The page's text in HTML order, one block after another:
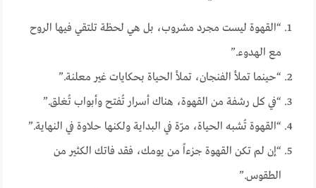
“القهوة ليست مجرد مشروب، بل هي لحظة تلتقي فيها الروح
مع الهدوء.”
“حينما تملأ الفنجان، تملأ الحياة بحكايات غير معلنة.”
“في كل رشفة من القهوة، هناك أسرار تُفتح وأبواب تُغلق.”
“القهوة تُشبه الحياة، مرّة في البداية ولكنها حلاوة في النهاية.”
“إن لم تكن القهوة جزءاً من يومك، فقد فاتك الكثير من
الطقوس.”